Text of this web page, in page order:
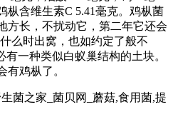
枞含维生素C 5.41毫克。鸡枞菌
方长，不扰动它，第二年它还会
么时出窝，也如约定了般不
一种类似白蚁巢结构的土块。
有鸡枞了。
生菌之家_菌贝网_蘑菇,食用菌,提